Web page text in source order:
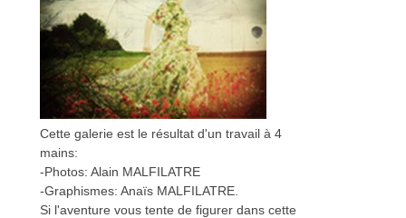
Cette galerie est le résultat d'un travail à 4
mains:
-Photos: Alain MALFILATRE
-Graphismes: Anaïs MALFILATRE.
Si l'aventure vous tente de figurer dans cette